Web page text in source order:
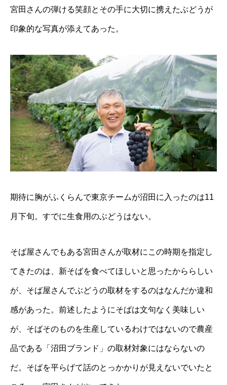
宮田さんの弾ける笑顔とその手に大切に携えたぶどうが
印象的な写真が添えてあった。
期待に胸がふくらんで東京チームが沼田に入ったのは11
月下旬。すでに生食用のぶどうはない。
そば屋さんでもある宮田さんが取材にこの時期を指定し
てきたのは、新そばを食べてほしいと思ったかららしい
が、そば屋さんでぶどうの取材をするのはなんだか違和
感があった。前述したようにそばは文句なく美味しい
が、そばそのものを生産しているわけではないので農産
品である「沼田ブランド」の取材対象にはならないの
だ。そばを平らげて話のとっかかりが見えないでいたと